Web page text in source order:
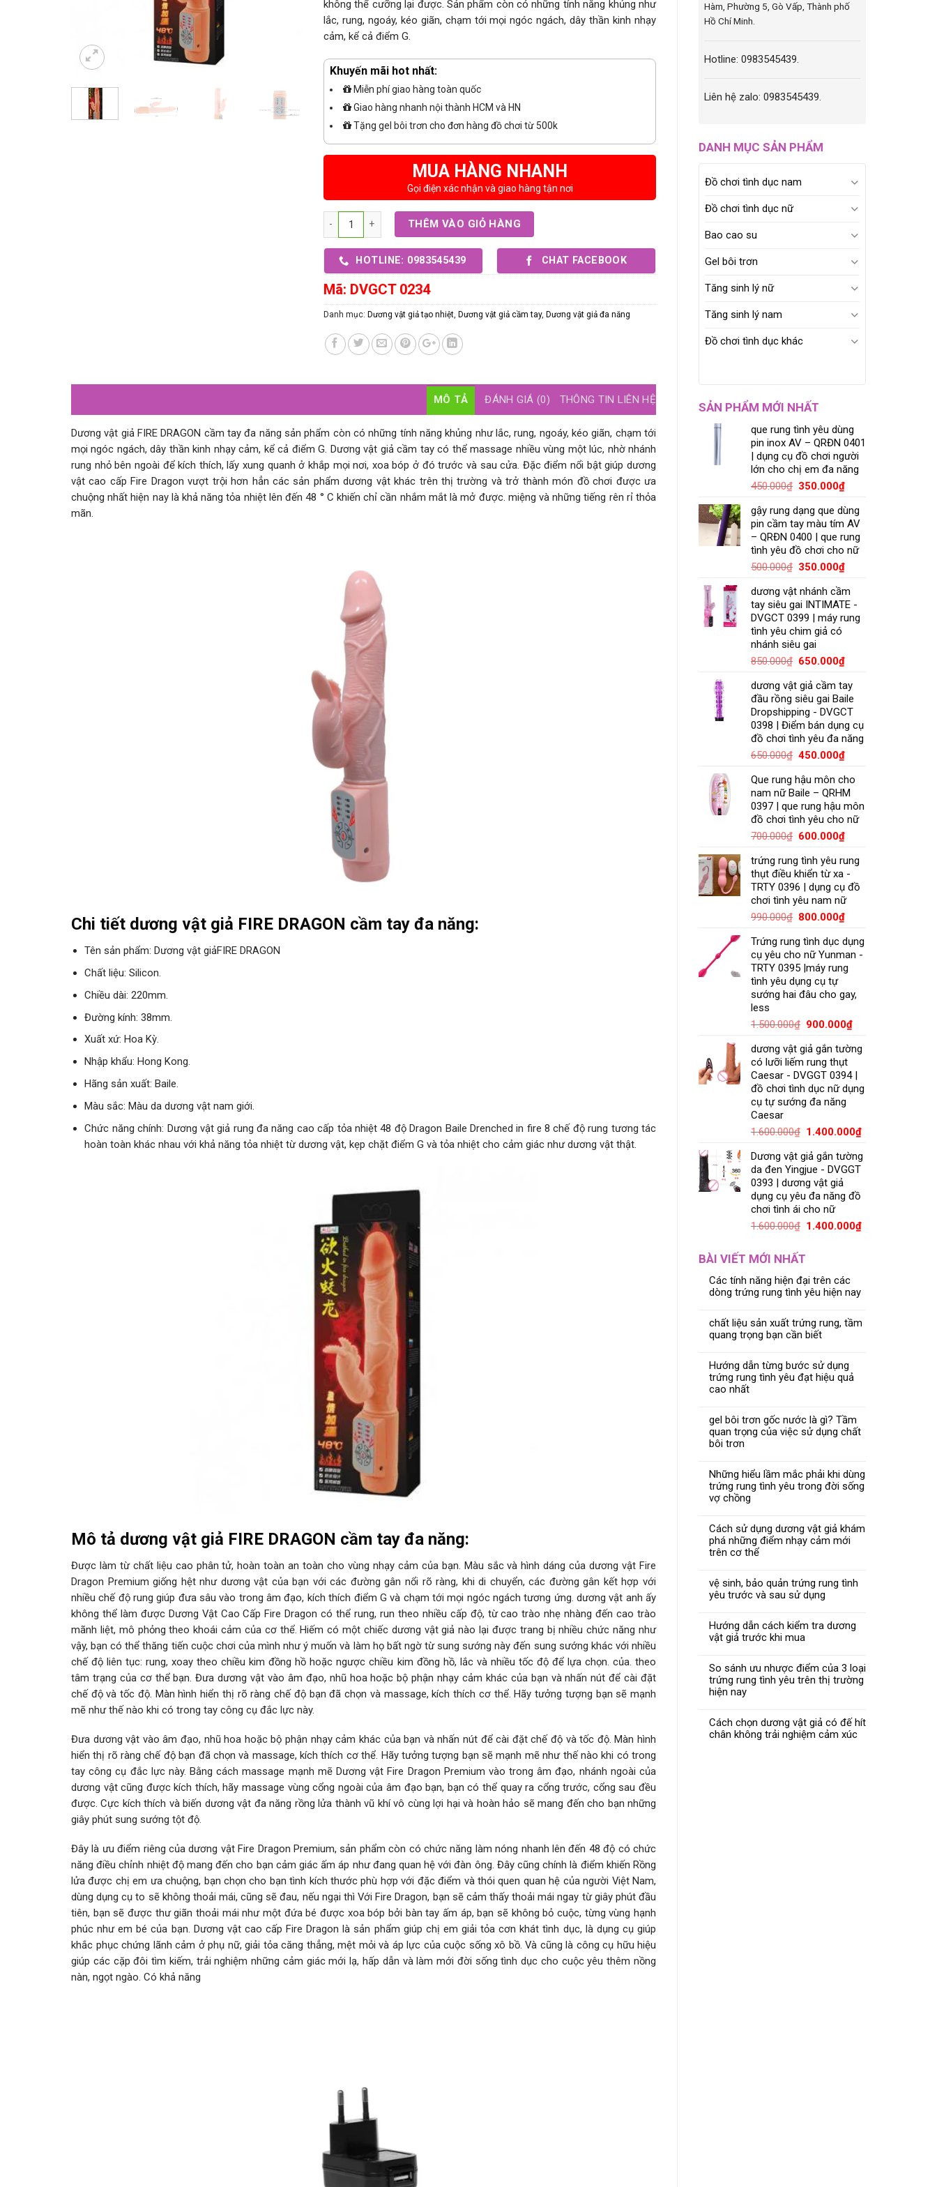
Hàm, Phường 5, Gò Vấp, Thành phố
Hồ Chí Minh.
Hotline: 0983545439.
Liên hệ zalo: 0983545439.
DANH MỤC SẢN PHẨM
Đồ chơi tình dục nam
Đồ chơi tình dục nữ
Bao cao su
Gel bôi trơn
Tăng sinh lý nữ
Tăng sinh lý nam
Đồ chơi tình dục khác
SẢN PHẨM MỚI NHẤT
que rung tình yêu dùng
pin inox AV – QRĐN 0401
| dụng cụ đồ chơi người
lớn cho chị em đa năng
450.000₫ 350.000₫
gậy rung dạng que dùng
pin cầm tay màu tím AV
– QRĐN 0400 | que rung
tình yêu đồ chơi cho nữ
500.000₫ 350.000₫
dương vật nhánh cầm
tay siêu gai INTIMATE -
DVGCT 0399 | máy rung
tình yêu chim giả có
nhánh siêu gai
850.000₫ 650.000₫
dương vật giả cầm tay
đầu rồng siêu gai Baile
Dropshipping - DVGCT
0398 | Điểm bán dụng cụ
đồ chơi tình yêu đa năng
650.000₫ 450.000₫
Que rung hậu môn cho
nam nữ Baile – QRHM
0397 | que rung hậu môn
đồ chơi tình yêu cho nữ
700.000₫ 600.000₫
trứng rung tình yêu rung
thụt điều khiển từ xa -
TRTY 0396 | dụng cụ đồ
chơi tình yêu nam nữ
990.000₫ 800.000₫
Trứng rung tình dục dụng
cụ yêu cho nữ Yunman -
TRTY 0395 |máy rung
tình yêu dụng cụ tự
sướng hai đâu cho gay,
less
1.500.000₫ 900.000₫
dương vật giả gắn tường
có lưỡi liếm rung thụt
Caesar - DVGGT 0394 |
đồ chơi tình dục nữ dụng
cụ tự sướng đa năng
Caesar
1.600.000₫ 1.400.000₫
Dương vật giả gắn tường
da đen Yingjue - DVGGT
0393 | dương vật giả
dụng cụ yêu đa năng đồ
chơi tình ái cho nữ
1.600.000₫ 1.400.000₫
BÀI VIẾT MỚI NHẤT
Các tính năng hiện đại trên các
dòng trứng rung tình yêu hiện nay
chất liệu sản xuất trứng rung, tầm
quang trọng bạn cần biết
Hướng dẫn từng bước sử dụng
trứng rung tình yêu đạt hiệu quả
cao nhất
gel bôi trơn gốc nước là gì? Tầm
quan trọng của việc sử dụng chất
bôi trơn
Những hiểu lầm mắc phải khi dùng
trứng rung tình yêu trong đời sống
vợ chồng
Cách sử dụng dương vật giả khám
phá những điểm nhạy cảm mới
trên cơ thể
vệ sinh, bảo quản trứng rung tình
yêu trước và sau sử dụng
Hướng dẫn cách kiểm tra dương
vật giả trước khi mua
So sánh ưu nhược điểm của 3 loại
trứng rung tình yêu trên thị trường
hiện nay
Cách chọn dương vật giả có đế hít
chân không trải nghiệm cảm xúc
không thể cưỡng lại được. Sản phẩm còn có những tính năng khủng như
lắc, rung, ngoáy, kéo giãn, chạm tới mọi ngóc ngách, dây thần kinh nhạy
cảm, kể cả điểm G.
Khuyến mãi hot nhất:
Miễn phí giao hàng toàn quốc
Giao hàng nhanh nội thành HCM và HN
Tặng gel bôi trơn cho đơn hàng đồ chơi từ 500k
MUA HÀNG NHANH
Gọi điện xác nhận và giao hàng tận nơi
Số lượng THÊM VÀO GIỎ HÀNG
HOTLINE: 0983545439 CHAT FACEBOOK
Mã: DVGCT 0234
Danh mục: Dương vật giả tạo nhiệt, Dương vật giả cầm tay, Dương vật giả đa năng
MÔ TẢ ĐÁNH GIÁ (0) THÔNG TIN LIÊN HỆ
Dương vật giả FIRE DRAGON cầm tay đa năng sản phẩm còn có những tính năng khủng như lắc, rung, ngoáy, kéo giãn, chạm tới
mọi ngóc ngách, dây thần kinh nhạy cảm, kể cả điểm G. Dương vật giả cầm tay có thể massage nhiều vùng một lúc, nhờ nhánh
rung nhỏ bên ngoài để kích thích, lấy xung quanh ở khắp mọi nơi, xoa bóp ở đó trước và sau cửa. Đặc điểm nổi bật giúp dương
vật cao cấp Fire Dragon vượt trội hơn hẳn các sản phẩm dương vật khác trên thị trường và trở thành món đồ chơi được ưa
chuộng nhất hiện nay là khả năng tỏa nhiệt lên đến 48 ° C khiến chỉ cần nhắm mắt là mở được. miệng và những tiếng rên rỉ thỏa
mãn.
Chi tiết dương vật giả FIRE DRAGON cầm tay đa năng:
Tên sản phẩm: Dương vật giảFIRE DRAGON
Chất liệu: Silicon.
Chiều dài: 220mm.
Đường kính: 38mm.
Xuất xứ: Hoa Kỳ.
Nhập khẩu: Hong Kong.
Hãng sản xuất: Baile.
Màu sắc: Màu da dương vật nam giới.
Chức năng chính: Dương vật giả rung đa năng cao cấp tỏa nhiệt 48 độ Dragon Baile Drenched in fire 8 chế độ rung tương tác
hoàn toàn khác nhau với khả năng tỏa nhiệt từ dương vật, kẹp chặt điểm G và tỏa nhiệt cho cảm giác như dương vật thật.
Mô tả dương vật giả FIRE DRAGON cầm tay đa năng:
Được làm từ chất liệu cao phân tử, hoàn toàn an toàn cho vùng nhạy cảm của bạn. Màu sắc và hình dáng của dương vật Fire
Dragon Premium giống hệt như dương vật của bạn với các đường gân nổi rõ ràng, khi di chuyển, các đường gân kết hợp với
nhiều chế độ rung giúp đưa sâu vào trong âm đạo, kích thích điểm G và chạm tới mọi ngóc ngách tương ứng. dương vật anh ấy
không thể làm được Dương Vật Cao Cấp Fire Dragon có thể rung, run theo nhiều cấp độ, từ cao trào nhẹ nhàng đến cao trào
mãnh liệt, mô phỏng theo khoái cảm của cơ thể. Hiếm có một chiếc dương vật giả nào lại được trang bị nhiều chức năng như
vậy, bạn có thể thăng tiến cuộc chơi của mình như ý muốn và làm họ bất ngờ từ sung sướng này đến sung sướng khác với nhiều
chế độ liên tục: rung, xoay theo chiều kim đồng hồ hoặc ngược chiều kim đồng hồ, lắc và nhiều tốc độ để lựa chọn. của. theo
tâm trạng của cơ thể bạn. Đưa dương vật vào âm đạo, nhũ hoa hoặc bộ phận nhạy cảm khác của bạn và nhấn nút để cài đặt
chế độ và tốc độ. Màn hình hiển thị rõ ràng chế độ bạn đã chọn và massage, kích thích cơ thể. Hãy tưởng tượng bạn sẽ mạnh
mẽ như thế nào khi có trong tay công cụ đắc lực này.
Đưa dương vật vào âm đạo, nhũ hoa hoặc bộ phận nhạy cảm khác của bạn và nhấn nút để cài đặt chế độ và tốc độ. Màn hình
hiển thị rõ ràng chế độ bạn đã chọn và massage, kích thích cơ thể. Hãy tưởng tượng bạn sẽ mạnh mẽ như thế nào khi có trong
tay công cụ đắc lực này. Bằng cách massage mạnh mẽ Dương vật Fire Dragon Premium vào trong âm đạo, nhánh ngoài của
dương vật cũng được kích thích, hãy massage vùng cổng ngoài của âm đạo bạn, bạn có thể quay ra cổng trước, cổng sau đều
được. Cực kích thích và biến dương vật đa năng rồng lửa thành vũ khí vô cùng lợi hại và hoàn hảo sẽ mang đến cho bạn những
giây phút sung sướng tột độ.
Đây là ưu điểm riêng của dương vật Fire Dragon Premium, sản phẩm còn có chức năng làm nóng nhanh lên đến 48 độ có chức
năng điều chỉnh nhiệt độ mang đến cho bạn cảm giác ấm áp như đang quan hệ với đàn ông. Đây cũng chính là điểm khiến Rồng
lửa được chị em ưa chuộng, bạn chọn cho bạn tình kích thước phù hợp với đặc điểm và thói quen quan hệ của người Việt Nam,
dùng dụng cụ to sẽ không thoải mái, cũng sẽ đau, nếu ngại thì Với Fire Dragon, bạn sẽ cảm thấy thoải mái ngay từ giây phút đầu
tiên, bạn sẽ được thư giãn thoải mái như một đứa bé được xoa bóp bởi bàn tay ấm áp, bạn sẽ không bỏ cuộc, từng vùng hạnh
phúc như em bé của bạn. Dương vật cao cấp Fire Dragon là sản phẩm giúp chị em giải tỏa cơn khát tình dục, là dụng cụ giúp
khắc phục chứng lãnh cảm ở phụ nữ, giải tỏa căng thẳng, mệt mỏi và áp lực của cuộc sống xô bồ. Và cũng là công cụ hữu hiệu
giúp các cặp đôi tìm kiếm, trải nghiệm những cảm giác mới lạ, hấp dẫn và làm mới đời sống tình dục cho cuộc yêu thêm nồng
nàn, ngọt ngào. Có khả năng